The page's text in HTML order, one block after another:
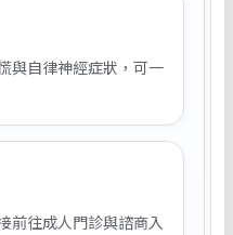
與自律神經症狀，可一
前往成人門診與諮商入